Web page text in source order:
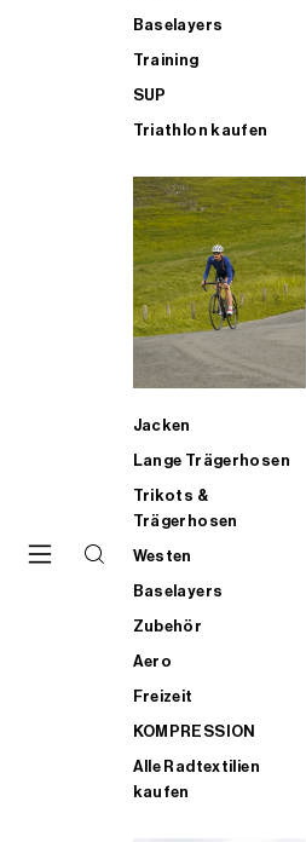
Baselayers
Training
SUP
Triathlon kaufen
Jacken
Lange Trägerhosen
Trikots &
Trägerhosen
Westen
Baselayers
Zubehör
Aero
Freizeit
KOMPRESSION
Alle Radtextilien
kaufen